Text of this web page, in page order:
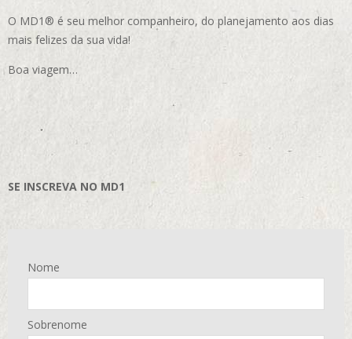
O MD1® é seu melhor companheiro, do planejamento aos dias
mais felizes da sua vida!
Boa viagem…
SE INSCREVA NO MD1
Nome
Sobrenome